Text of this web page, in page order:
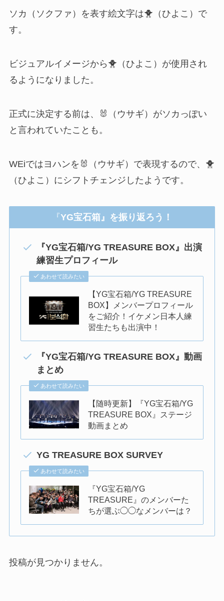
ソカ（ソクファ）を表す絵文字は🐥（ひよこ）で
す。
ビジュアルイメージから 🐥（ひよこ）が使用され
るようになりました。
正式に決定する前は、🐰（ウサギ）がソカっぽい
と言われていたことも。
WEiではヨハンを🐰（ウサギ）で表現するので、 🐥
（ひよこ）にシフトチェンジしたようです。
『YG宝石箱』を振り返ろう！
『YG宝石箱/YG TREASURE BOX』出演
練習生プロフィール
あわせて読みたい
【YG宝石箱/YG TREASURE
BOX】メンバープロフィール
をご紹介！イケメン日本人練
習生たちも出演中！
『YG宝石箱/YG TREASURE BOX』動画
まとめ
あわせて読みたい
【随時更新】『YG宝石箱/YG
TREASURE BOX』ステージ
動画まとめ
YG TREASURE BOX SURVEY
あわせて読みたい
『YG宝石箱/YG
TREASURE』のメンバーた
ちが選ぶ◯◯なメンバーは？
投稿が見つかりません。